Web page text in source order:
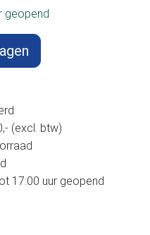
geopend
(excl. btw)
17:00 uur geopend